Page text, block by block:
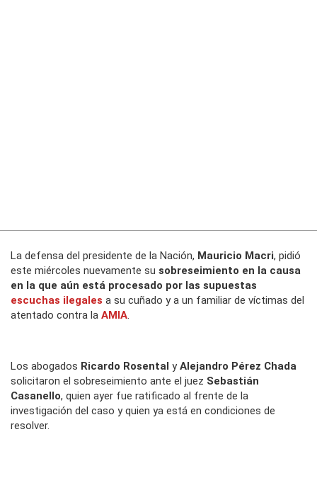
La defensa del presidente de la Nación, Mauricio Macri, pidió
este miércoles nuevamente su sobreseimiento en la causa
en la que aún está procesado por las supuestas
escuchas ilegales a su cuñado y a un familiar de víctimas del
atentado contra la AMIA.
Los abogados Ricardo Rosental yAlejandro Pérez Chada
solicitaron el sobreseimiento ante el juez Sebastián
Casanello, quien ayer fue ratificado al frente de la
investigación del caso y quien ya está en condiciones de
resolver.